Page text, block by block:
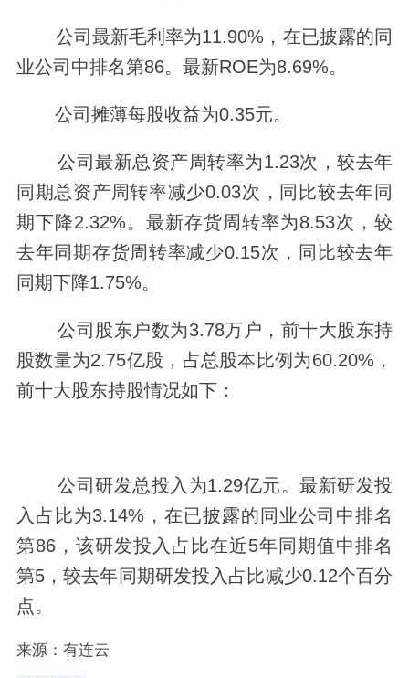
公司最新毛利率为11.90%，在已披露的同
业公司中排名第86。最新ROE为8.69%。
公司摊薄每股收益为0.35元。
公司最新总资产周转率为1.23次，较去年
同期总资产周转率减少0.03次，同比较去年同
期下降2.32%。最新存货周转率为8.53次，较
去年同期存货周转率减少0.15次，同比较去年
同期下降1.75%。
公司股东户数为3.78万户，前十大股东持
股数量为2.75亿股，占总股本比例为60.20%，
前十大股东持股情况如下：
公司研发总投入为1.29亿元。最新研发投
入占比为3.14%，在已披露的同业公司中排名
第86，该研发投入占比在近5年同期值中排名
第5，较去年同期研发投入占比减少0.12个百分
点。
来源：有连云